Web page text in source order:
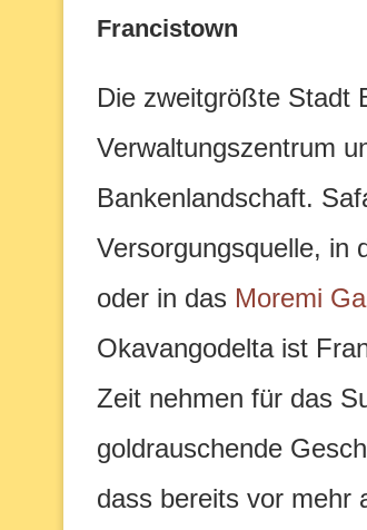
Francistown
Die zweitgrößte Stadt
Verwaltungszentrum
Bankenlandschaft.
Versorgungsquelle, in
oder in das Moremi
Okavangodelta ist
Zeit nehmen für das
goldrauschende
dass bereits vor mehr